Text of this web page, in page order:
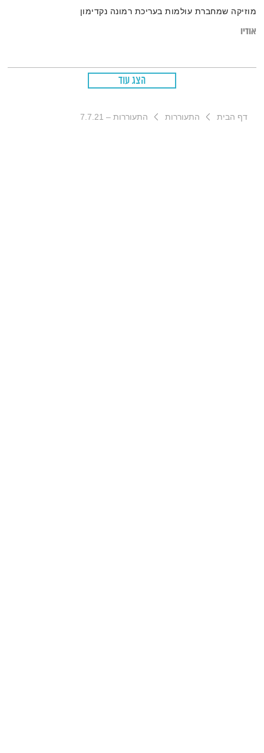
מוזיקה שמחברת עולמות בעריכת רמונה נקדימון
אודיו
הצג עוד
דף הבית התעוררות התעוררות – 7.7.21